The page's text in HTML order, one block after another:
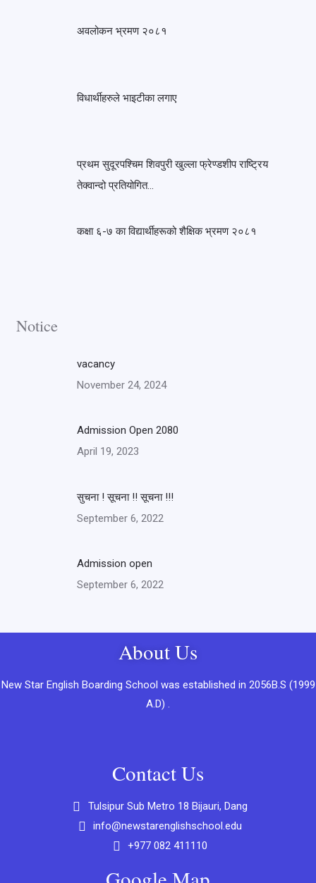
अवलोकन भ्रमण २०८१
विधार्थीहरुले भाइटीका लगाए
प्रथम सुदूरपश्चिम शिवपुरी खुल्ला फ्रेण्डशीप राष्ट्रिय
तेक्वान्दो प्रतियोगित…
कक्षा ६-७ का विद्यार्थीहरूको शैक्षिक भ्रमण २०८१
Notice
vacancy
November 24, 2024
Admission Open 2080
April 19, 2023
सुचना ! सूचना !! सूचना !!!
September 6, 2022
Admission open
September 6, 2022
About Us
New Star English Boarding School was established in 2056B.S (1999
A.D) .
Contact Us
Tulsipur Sub Metro 18 Bijauri, Dang
info@newstarenglishschool.edu
+977 082 411110